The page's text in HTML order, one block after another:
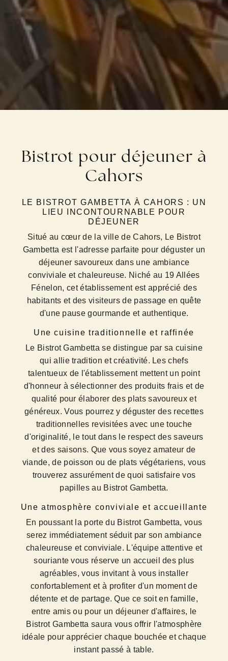
Bistrot pour déjeuner à
Cahors
LE BISTROT GAMBETTA À CAHORS : UN
LIEU INCONTOURNABLE POUR
DÉJEUNER
Situé au cœur de la ville de Cahors, Le Bistrot
Gambetta est l'adresse parfaite pour déguster un
déjeuner savoureux dans une ambiance
conviviale et chaleureuse. Niché au 19 Allées
Fénelon, cet établissement est apprécié des
habitants et des visiteurs de passage en quête
d'une pause gourmande et authentique.
Une cuisine traditionnelle et raffinée
Le Bistrot Gambetta se distingue par sa cuisine
qui allie tradition et créativité. Les chefs
talentueux de l'établissement mettent un point
d'honneur à sélectionner des produits frais et de
qualité pour élaborer des plats savoureux et
généreux. Vous pourrez y déguster des recettes
traditionnelles revisitées avec une touche
d'originalité, le tout dans le respect des saveurs
et des saisons. Que vous soyez amateur de
viande, de poisson ou de plats végétariens, vous
trouverez assurément de quoi satisfaire vos
papilles au Bistrot Gambetta.
Une atmosphère conviviale et accueillante
En poussant la porte du Bistrot Gambetta, vous
serez immédiatement séduit par son ambiance
chaleureuse et conviviale. L'équipe attentive et
souriante vous réserve un accueil des plus
agréables, vous invitant à vous installer
confortablement et à profiter d'un moment de
détente et de partage. Que ce soit en famille,
entre amis ou pour un déjeuner d'affaires, le
Bistrot Gambetta saura vous offrir l'atmosphère
idéale pour apprécier chaque bouchée et chaque
instant passé à table.